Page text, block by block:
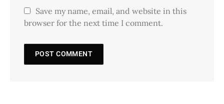
Save my name, email, and website in this
browser for the next time I comment.